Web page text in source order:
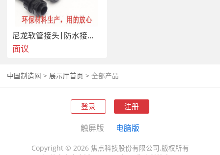
尼龙软管接头|防水接头|快速接头|抗拉接头
面议
中国制造网 > 展示厅首页 > 全部产品
登录 注册
触屏版 电脑版
Copyright © 2026 焦点科技股份有限公司.版权所有